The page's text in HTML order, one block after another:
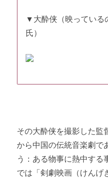
▼大酔侠（映っている
氏）
その大酔侠を撮影した監
から中国の伝統音楽劇で
う：ある物事に熱中する
では「剣劇映画（けんげ